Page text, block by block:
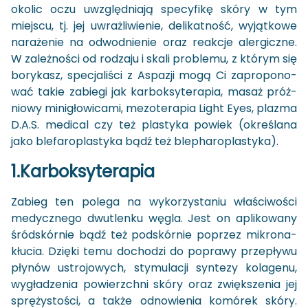
oko­lic oczu uwzględ­nia­ją spe­cy­fi­kę skóry w tym
miej­scu, tj. jej uwraż­li­wie­nie, de­li­kat­ność, wy­jąt­ko­we
na­ra­że­nie na od­wod­nie­nie oraz re­ak­cje aler­gicz­ne.
W za­leż­no­ści od ro­dza­ju i skali pro­ble­mu, z któ­rym się
bo­ry­kasz, spe­cja­li­ści z Aspa­zji mogą Ci za­pro­po­no­
wać takie za­bie­gi jak kar­bok­sy­te­ra­pia, masaż próż­
nio­wy mi­ni­gło­wi­ca­mi, me­zo­te­ra­pia Light Eyes, pla­zma
D.A.S. me­di­cal czy też pla­sty­ka po­wiek (okre­śla­na
jako ble­fa­ro­pla­sty­ka bądź też ble­pha­ro­pla­sty­ka).
1.Kar­bok­sy­te­ra­pia
Za­bieg ten po­le­ga na wy­ko­rzy­sta­niu wła­ści­wo­ści
me­dycz­ne­go dwu­tlen­ku węgla. Jest on apli­ko­wa­ny
śród­skór­nie bądź też pod­skór­nie po­przez mi­kro­na­
kłu­cia. Dzię­ki temu do­cho­dzi do po­pra­wy prze­pły­wu
pły­nów ustro­jo­wych, sty­mu­la­cji syn­te­zy ko­la­ge­nu,
wy­gła­dze­nia po­wierzch­ni skóry oraz zwięk­sze­nia jej
sprę­ży­sto­ści, a także od­no­wie­nia ko­mó­rek skóry.